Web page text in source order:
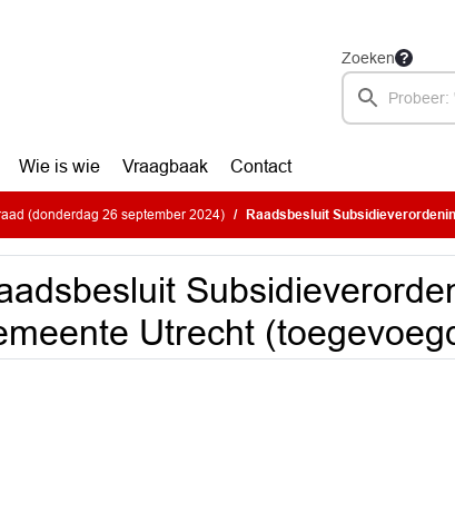
Zoeken
Wie is wie Vraagbaak Contact
(donderdag 26 september 2024) Raadsbesluit Subsidieverordening U-pas
Utrecht